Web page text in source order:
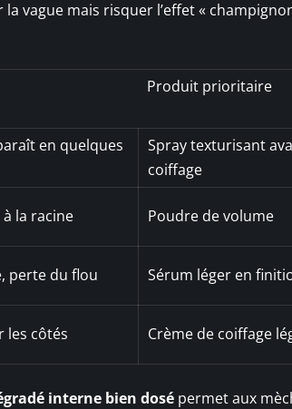
vague mais risquer l’effet «
Produit prioritaire
en quelques
Spray texturisant
coiffage
la racine Poudre de volume
perte du flou Sérum léger en
les côtés Crème de coiffage
interne bien dosé permet aux